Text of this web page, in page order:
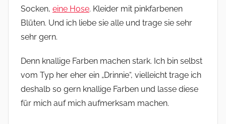
Socken, eine Hose. Kleider mit pinkfarbenen
Blüten. Und ich liebe sie alle und trage sie sehr
sehr gern.
Denn knallige Farben machen stark. Ich bin selbst
vom Typ her eher ein „Drinnie“, vielleicht trage ich
deshalb so gern knallige Farben und lasse diese
für mich auf mich aufmerksam machen.